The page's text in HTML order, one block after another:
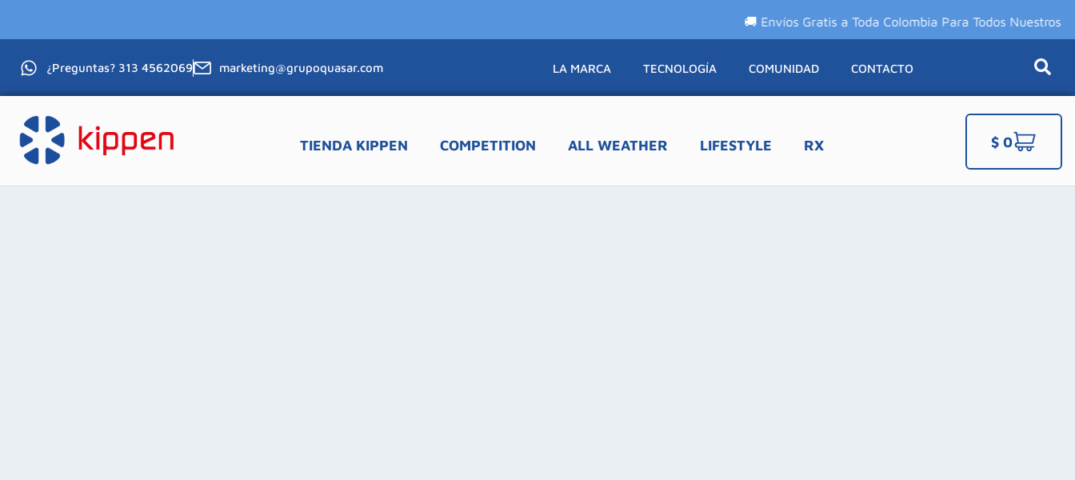
🚚 Envíos Gratis a Toda Colombia Para Todos Nuestros
¿Preguntas? 313 4562069 marketing@grupoquasar.com LA MARCA TECNOLOGÍA COMUNIDAD CONTACTO
TIENDA KIPPEN COMPETITION ALL WEATHER LIFESTYLE RX $ 0